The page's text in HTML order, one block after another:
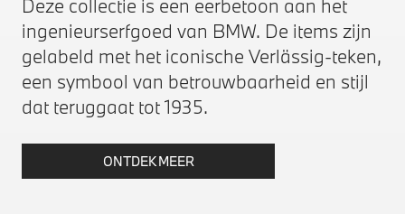
Deze collectie is een eerbetoon aan het
ingenieurserfgoed van BMW. De items zijn
gelabeld met het iconische Verlässig-teken,
een symbool van betrouwbaarheid en stijl
dat teruggaat tot 1935.
ONTDEK MEER